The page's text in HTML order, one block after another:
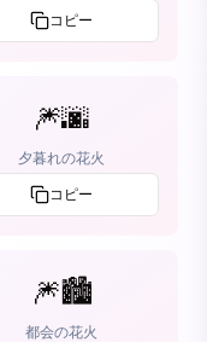
コピー
🎆🌆
夕暮れの花火
コピー
🎆🏙
都会の花火